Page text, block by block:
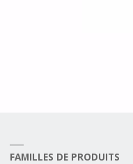
FAMILLES DE PRODUITS